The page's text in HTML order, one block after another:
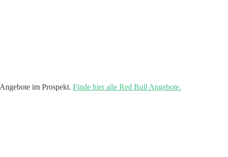
im Prospekt. Finde hier alle Red Bull Angebote.